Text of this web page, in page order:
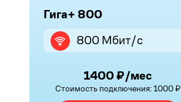
Гига+ 800
800 Мбит/с
1400 ₽/мес
Стоимость подключения: 1000 ₽